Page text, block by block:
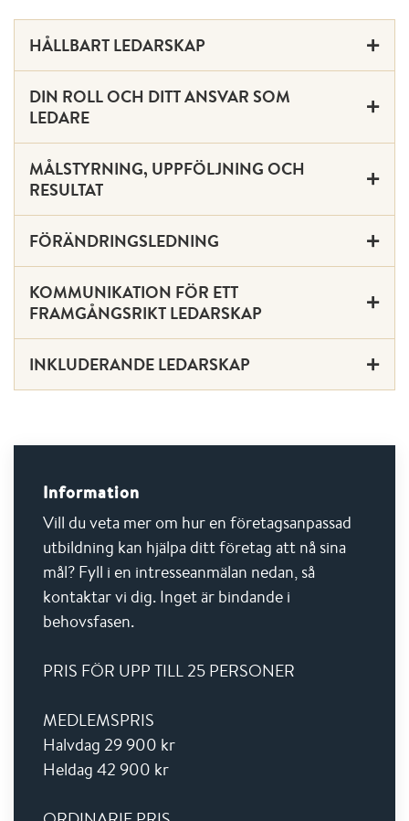
Information
Vill du veta mer om hur en företagsanpassad
utbildning kan hjälpa ditt företag att nå sina
mål? Fyll i en intresseanmälan nedan, så
kontaktar vi dig. Inget är bindande i
behovsfasen.
PRIS FÖR UPP TILL 25 PERSONER
MEDLEMSPRIS
Halvdag 29 900 kr
Heldag 42 900 kr
HÅLLBART LEDARSKAP
DIN ROLL OCH DITT ANSVAR SOM
LEDARE
MÅLSTYRNING, UPPFÖLJNING OCH
RESULTAT
FÖRÄNDRINGSLEDNING
KOMMUNIKATION FÖR ETT
FRAMGÅNGSRIKT LEDARSKAP
INKLUDERANDE LEDARSKAP